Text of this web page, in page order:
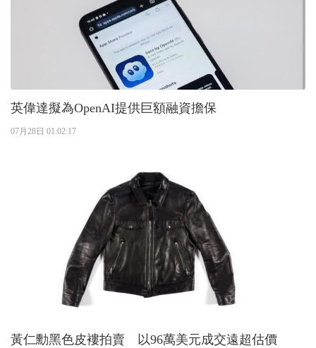
英偉達擬為OpenAI提供巨額融資擔保
07月28日 01:02:17
黃仁勳黑色皮褸拍賣 以96萬美元成交遠超估價